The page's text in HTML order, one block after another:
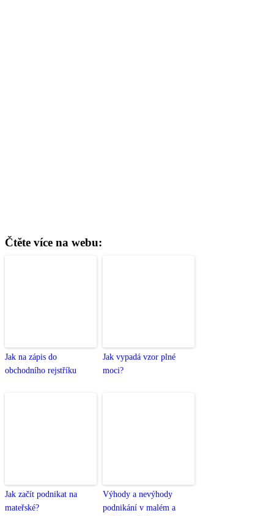
Čtěte více na webu:
Jak na zápis do
obchodního rejstříku
Jak vypadá vzor plné
moci?
Jak začít podnikat na
mateřské?
Výhody a nevýhody
podnikání v malém a